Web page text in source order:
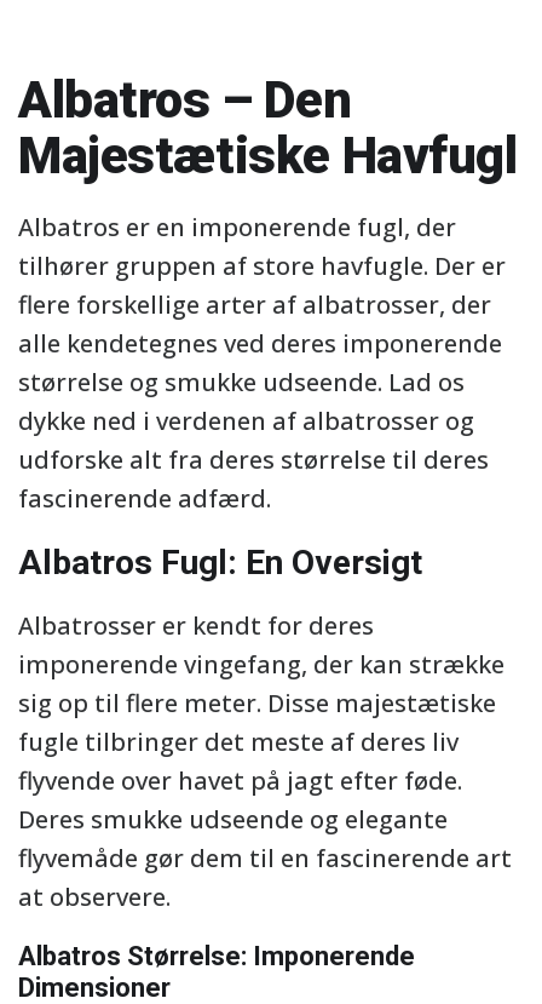
Albatros – Den
Majestætiske Havfugl
Albatros er en imponerende fugl, der
tilhører gruppen af store havfugle. Der er
flere forskellige arter af albatrosser, der
alle kendetegnes ved deres imponerende
størrelse og smukke udseende. Lad os
dykke ned i verdenen af albatrosser og
udforske alt fra deres størrelse til deres
fascinerende adfærd.
Albatros Fugl: En Oversigt
Albatrosser er kendt for deres
imponerende vingefang, der kan strække
sig op til flere meter. Disse majestætiske
fugle tilbringer det meste af deres liv
flyvende over havet på jagt efter føde.
Deres smukke udseende og elegante
flyvemåde gør dem til en fascinerende art
at observere.
Albatros Størrelse: Imponerende
Dimensioner